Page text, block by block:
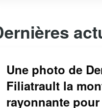
Une photo de
Filiatrault la
rayonnante pour